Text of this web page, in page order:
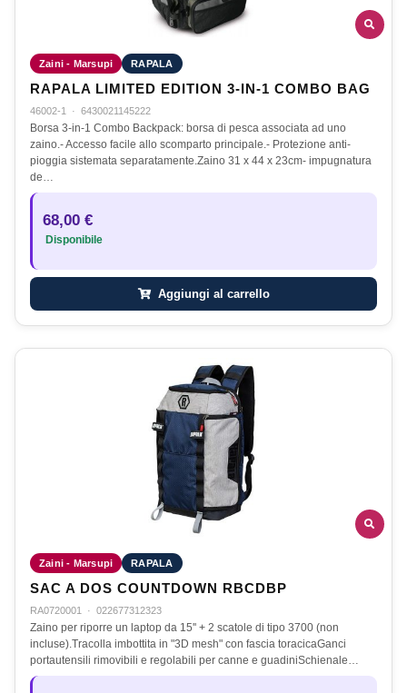
Zaini - Marsupi RAPALA
RAPALA LIMITED EDITION 3-IN-1 COMBO BAG
46002-1 · 6430021145222
Borsa 3-in-1 Combo Backpack: borsa di pesca associata ad uno
zaino.- Accesso facile allo scomparto principale.- Protezione anti-
pioggia sistemata separatamente.Zaino 31 x 44 x 23cm- impugnatura
de…
68,00 €
Disponibile
Aggiungi al carrello
Zaini - Marsupi RAPALA
SAC A DOS COUNTDOWN RBCDBP
RA0720001 · 022677312323
Zaino per riporre un laptop da 15'' + 2 scatole di tipo 3700 (non
incluse).Tracolla imbottita in "3D mesh" con fascia toracicaGanci
portautensili rimovibili e regolabili per canne e guadiniSchienale…